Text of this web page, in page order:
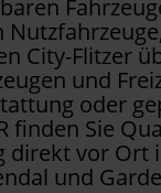
City-Flitzer
und
oder
finden Sie
direkt vor Ort
und